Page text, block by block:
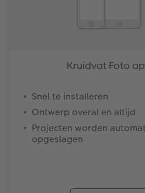
Kruidvat Foto
Snel te installeren
Ontwerp overal en altijd
Projecten worden
opgeslagen